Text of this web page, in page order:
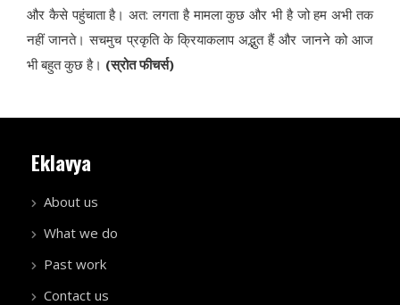
और कैसे पहुंचाता है। अत: लगता है मामला कुछ और भी है जो हम अभी तक
नहीं जानते। सचमुच प्रकृति के क्रियाकलाप अद्भुत हैं और जानने को आज
भी बहुत कुछ है। (स्रोत फीचर्स)
Eklavya
About us
What we do
Past work
Contact us